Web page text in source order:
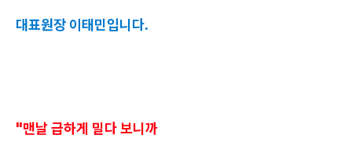
대표원장 이태민입니다.
"맨날 급하게 밀다 보니까